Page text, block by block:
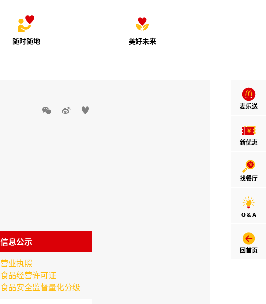
随时随地 美好未来
麦乐送
新优惠
找餐厅
Q & A
回首页
  
信息公示
营业执照
食品经营许可证
食品安全监督量化分级